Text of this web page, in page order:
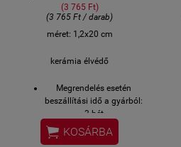
(3 765 Ft)
(3 765 Ft / darab)
méret: 1,2x20 cm
kerámia élvédő
Megrendelés esetén
beszállítási idő a gyárból:
3 hét
 KOSÁRBA